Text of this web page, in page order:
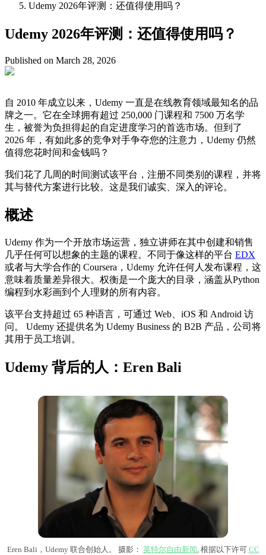
Udemy 2026年评测：还值得使用吗？
Udemy 2026年评测：还值得使用吗？
Published on March 28, 2026
自 2010 年成立以来，Udemy 一直是在线教育领域最知名的品
牌之一。它在全球拥有超过 250,000 门课程和 7500 万名学
生，被誉为负担得起的自定进度学习的首选市场。但到了
2026 年，有如此多的竞争对手争夺您的注意力，Udemy 仍然
值得您花时间和金钱吗？
我们花了几周的时间测试该平台，注册不同类别的课程，并将
其与替代方案进行比较。这是我们诚实、深入的评论。
概述
Udemy 作为一个开放市场运营，独立讲师在其中创建和销售
几乎任何可以想象的主题的课程。不同于像这样的平台 EDX
或者与大学合作的 Coursera，Udemy 允许任何人发布课程，这
意味着质量差异很大。权衡是一个庞大的目录，涵盖从Python
编程到水彩画到个人理财的所有内容。
该平台支持超过 65 种语言，可通过 Web、iOS 和 Android 访
问。 Udemy 还提供名为 Udemy Business 的 B2B 产品，公司将
其用于员工培训。
Udemy 背后的人：Eren Bali
Eren Bali，Udemy 联合创始人。 摄影： 英特尔自由新闻 , 根据以下许可 CC